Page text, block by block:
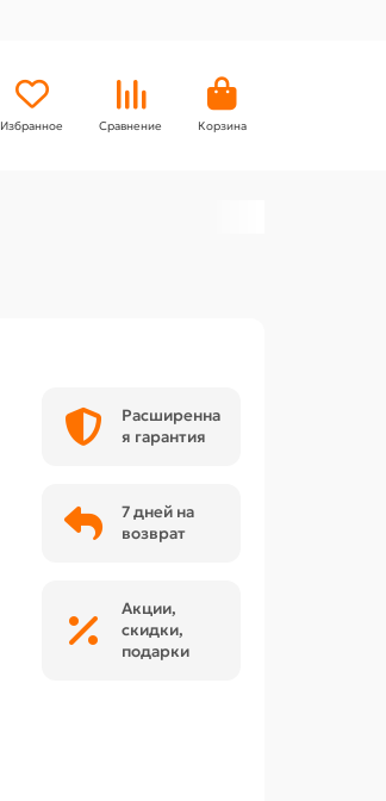
Избранное Сравнение Корзина
Расширенна
я гарантия
7 дней на
возврат
Акции,
скидки,
подарки